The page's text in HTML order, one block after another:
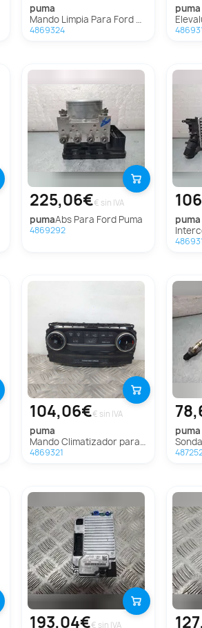
puma
Mando Limpia Para Ford Puma
4869324
puma
225,06€€ sin IVA
puma Abs Para Ford Puma
4869292
puma
104,06€€ sin IVA
puma
Mando Climatizador para Ford Puma
4869321
puma
193,04€€ sin IVA